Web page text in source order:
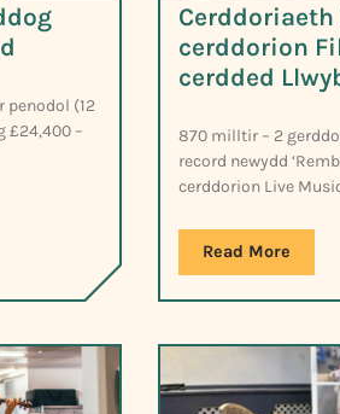
penodol (12
£24,400 –
Cerddoriaeth
cerddorion
cerdded
870 milltir – 2
record newydd
cerddorion Live
Read More